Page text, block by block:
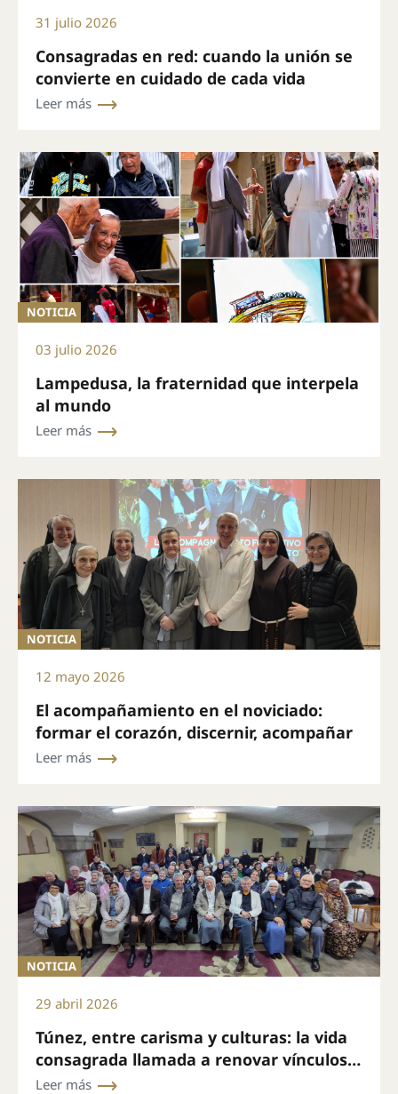
31 julio 2026
Consagradas en red: cuando la unión se
convierte en cuidado de cada vida
Leer más
NOTICIA
03 julio 2026
Lampedusa, la fraternidad que interpela
al mundo
Leer más
NOTICIA
12 mayo 2026
El acompañamiento en el noviciado:
formar el corazón, discernir, acompañar
Leer más
NOTICIA
29 abril 2026
Túnez, entre carisma y culturas: la vida
consagrada llamada a renovar vínculos y
misión
Leer más